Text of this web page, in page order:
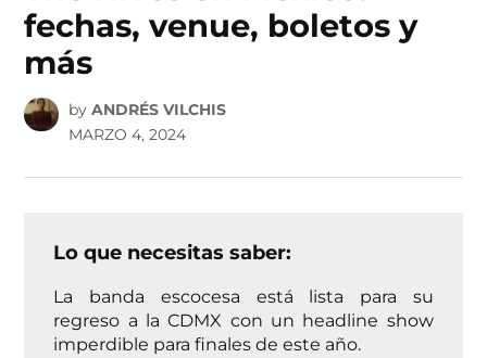
fechas, venue, boletos y
más
by ANDRÉS VILCHIS
MARZO 4, 2024
Lo que necesitas saber:
La banda escocesa está lista para su
regreso a la CDMX con un headline show
imperdible para finales de este año.